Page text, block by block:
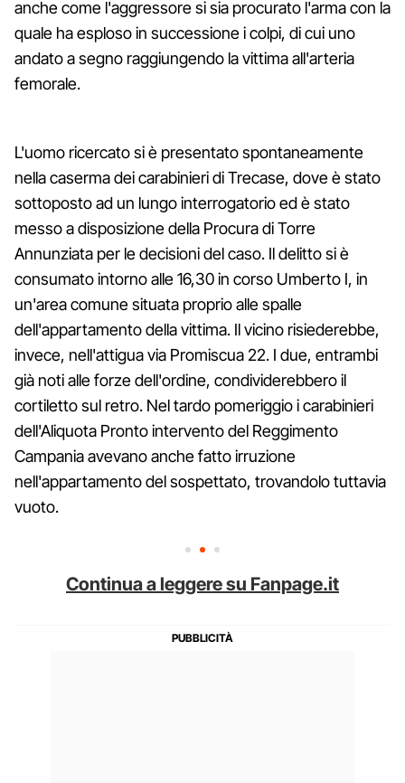
anche come l'aggressore si sia procurato l'arma con la
quale ha esploso in successione i colpi, di cui uno
andato a segno raggiungendo la vittima all'arteria
femorale.
L'uomo ricercato si è presentato spontaneamente
nella caserma dei carabinieri di Trecase, dove è stato
sottoposto ad un lungo interrogatorio ed è stato
messo a disposizione della Procura di Torre
Annunziata per le decisioni del caso. Il delitto si è
consumato intorno alle 16,30 in corso Umberto I, in
un'area comune situata proprio alle spalle
dell'appartamento della vittima. Il vicino risiederebbe,
invece, nell'attigua via Promiscua 22. I due, entrambi
già noti alle forze dell'ordine, condividerebbero il
cortiletto sul retro. Nel tardo pomeriggio i carabinieri
dell'Aliquota Pronto intervento del Reggimento
Campania avevano anche fatto irruzione
nell'appartamento del sospettato, trovandolo tuttavia
vuoto.
Continua a leggere su Fanpage.it